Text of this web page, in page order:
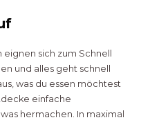
sich zum Schnell
und alles geht schnell
was du essen möchtest
einfache
hermachen. In maximal